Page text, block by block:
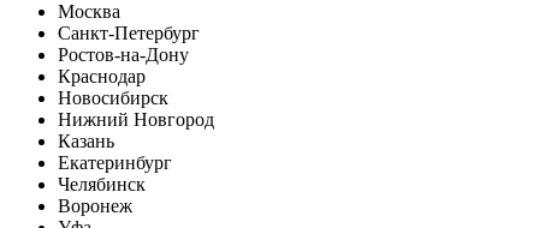
Москва
Санкт-Петербург
Ростов-на-Дону
Краснодар
Новосибирск
Нижний Новгород
Казань
Екатеринбург
Челябинск
Воронеж